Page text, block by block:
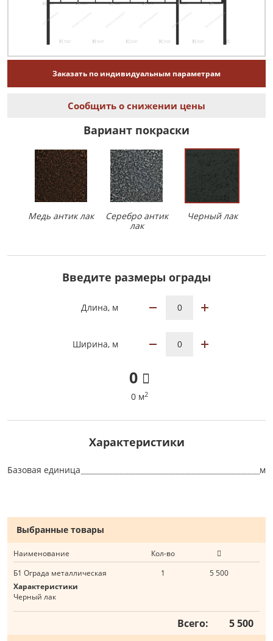
Заказать по индивидуальным параметрам
Сообщить о снижении цены
Вариант покраски
Медь антик лак
Серебро антик
лак
Черный лак
Введите размеры ограды
Длина, м
Ширина, м
0
0 м2
Характеристики
Базовая единица м
Выбранные товары
Наименование
Кол-во
Б1 Ограда металлическая
1
5 500
Характеристики
Черный лак
Всего: 5 500